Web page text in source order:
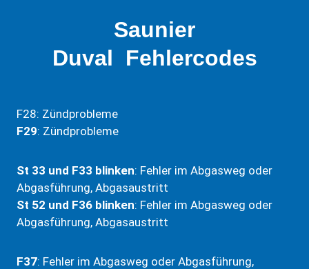
Saunier
Duval
Fehlercodes
F28: Zündprobleme
F29: Zündprobleme
St 33 und F33 blinken: Fehler im Abgasweg oder
Abgasführung, Abgasaustritt
St 52 und F36 blinken: Fehler im Abgasweg oder
Abgasführung, Abgasaustritt
F37: Fehler im Abgasweg oder Abgasführung,